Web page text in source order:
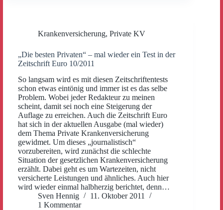
Krankenversicherung, Private KV
„Die besten Privaten“ – mal wieder ein Test in der
Zeitschrift Euro 10/2011
So langsam wird es mit diesen Zeitschriftentests
schon etwas eintönig und immer ist es das selbe
Problem. Wobei jeder Redakteur zu meinen
scheint, damit sei noch eine Steigerung der
Auflage zu erreichen. Auch die Zeitschrift Euro
hat sich in der aktuellen Ausgabe (mal wieder)
dem Thema Private Krankenversicherung
gewidmet. Um dieses „journalistisch“
vorzubereiten, wird zunächst die schlechte
Situation der gesetzlichen Krankenversicherung
erzählt. Dabei geht es um Wartezeiten, nicht
versicherte Leistungen und ähnliches. Auch hier
wird wieder einmal halbherzig berichtet, denn…
Sven Hennig
11. Oktober 2011
1 Kommentar